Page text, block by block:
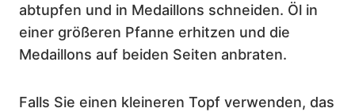
abtupfen und in Medaillons schneiden. Öl in
einer größeren Pfanne erhitzen und die
Medaillons auf beiden Seiten anbraten.
Falls Sie einen kleineren Topf verwenden, das